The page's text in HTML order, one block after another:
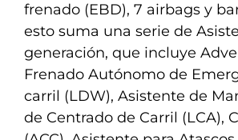
frenado (EBD), 7 airbags y
esto suma una serie de
generación, que incluye
Frenado Autónomo de
carril (LDW), Asistente de
de Centrado de Carril (LCA),